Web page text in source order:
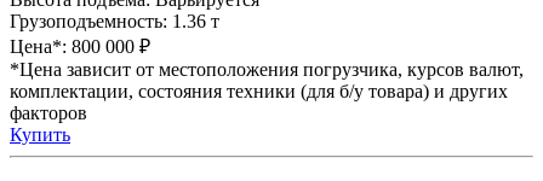
Грузоподъемность: 1.36 т
Цена*: 800 000 ₽
*Цена зависит от местоположения погрузчика, курсов валют,
комплектации, состояния техники (для б/у товара) и других
факторов
Купить